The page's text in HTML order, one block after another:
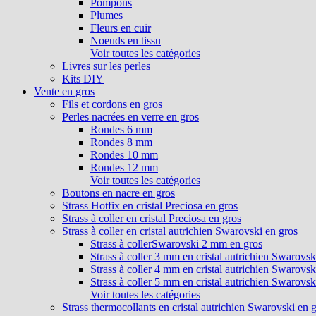
Pompons
Plumes
Fleurs en cuir
Noeuds en tissu
Voir toutes les catégories
Livres sur les perles
Kits DIY
Vente en gros
Fils et cordons en gros
Perles nacrées en verre en gros
Rondes 6 mm
Rondes 8 mm
Rondes 10 mm
Rondes 12 mm
Voir toutes les catégories
Boutons en nacre en gros
Strass Hotfix en cristal Preciosa en gros
Strass à coller en cristal Preciosa en gros
Strass à coller en cristal autrichien Swarovski en gros
Strass à collerSwarovski 2 mm en gros
Strass à coller 3 mm en cristal autrichien
Strass à coller 4 mm en cristal autrichien
Strass à coller 5 mm en cristal autrichien
Voir toutes les catégories
Strass thermocollants en cristal autrichien Swarovski en